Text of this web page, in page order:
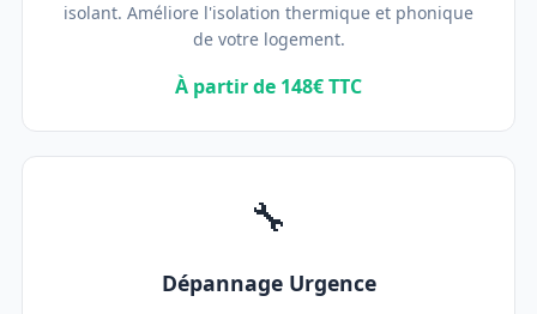
isolant. Améliore l'isolation thermique et phonique
de votre logement.
À partir de 148€ TTC
🔧
Dépannage Urgence